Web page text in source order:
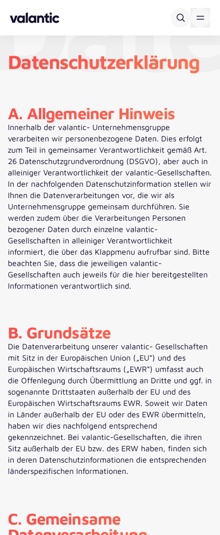
Datenschutzerklärung
A. Allgemeiner Hinweis
Innerhalb der valantic- Unternehmensgruppe
verarbeiten wir personenbezogene Daten. Dies erfolgt
zum Teil in gemeinsamer Verantwortlichkeit gemäß Art.
26 Datenschutzgrundverordnung (DSGVO), aber auch in
alleiniger Verantwortlichkeit der valantic-Gesellschaften.
In der nachfolgenden Datenschutzinformation stellen wir
Ihnen die Datenverarbeitungen vor, die wir als
Unternehmensgruppe gemeinsam durchführen. Sie
werden zudem über die Verarbeitungen Personen
bezogener Daten durch einzelne valantic-
Gesellschaften in alleiniger Verantwortlichkeit
informiert, die über das Klappmenu aufrufbar sind. Bitte
beachten Sie, dass die jeweiligen valantic-
Gesellschaften auch jeweils für die hier bereitgestellten
Informationen verantwortlich sind.
B. Grundsätze
Die Datenverarbeitung unserer valantic- Gesellschaften
mit Sitz in der Europäischen Union („EU“) und des
Europäischen Wirtschaftsraums („EWR“) umfasst auch
die Offenlegung durch Übermittlung an Dritte und ggf. in
sogenannte Drittstaaten außerhalb der EU und des
Europäischen Wirtschaftsraums EWR. Soweit wir Daten
in Länder außerhalb der EU oder des EWR übermitteln,
haben wir dies nachfolgend entsprechend
gekennzeichnet. Bei valantic-Gesellschaften, die ihren
Sitz außerhalb der EU bzw. des ERW haben, finden sich
in deren Datenschutzinformationen die entsprechenden
länderspezifischen Informationen.
C. Gemeinsame